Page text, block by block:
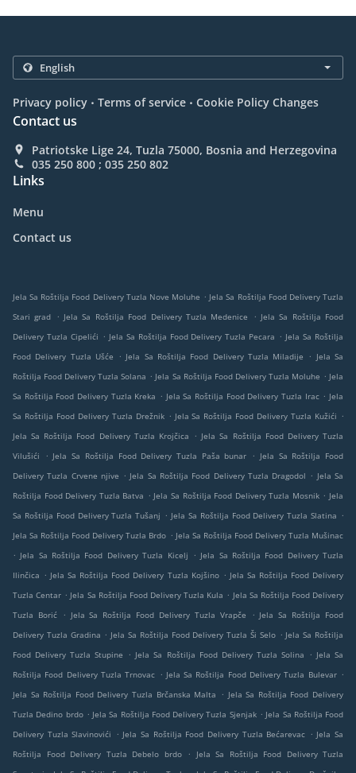
Privacy policy . Terms of service . Cookie Policy Changes
Contact us
Patriotske Lige 24, Tuzla 75000, Bosnia and Herzegovina
035 250 800 ; 035 250 802
Links
Menu
Contact us
Jela Sa Roštilja Food Delivery Tuzla Nove Moluhe . Jela Sa Roštilja Food Delivery Tuzla
Stari grad
. Jela Sa Roštilja Food Delivery Tuzla Medenice . Jela Sa Roštilja Food
Delivery Tuzla Cipelići . Jela Sa Roštilja Food Delivery Tuzla Pecara . Jela Sa Roštilja
Food Delivery Tuzla Ušće
. Jela Sa Roštilja Food Delivery Tuzla Miladije . Jela Sa
Roštilja Food Delivery Tuzla Solana . Jela Sa Roštilja Food Delivery Tuzla Moluhe . Jela
Sa Roštilja Food Delivery Tuzla Kreka . Jela Sa Roštilja Food Delivery Tuzla Irac . Jela
Sa Roštilja Food Delivery Tuzla Drežnik . Jela Sa Roštilja Food Delivery Tuzla Kužići .
Jela Sa Roštilja Food Delivery Tuzla Krojčica
. Jela Sa Roštilja Food Delivery Tuzla
Vilušići
. Jela Sa Roštilja Food Delivery Tuzla Paša bunar . Jela Sa Roštilja Food
Delivery Tuzla Crvene njive . Jela Sa Roštilja Food Delivery Tuzla Dragodol . Jela Sa
Roštilja Food Delivery Tuzla Batva . Jela Sa Roštilja Food Delivery Tuzla Mosnik . Jela
Sa Roštilja Food Delivery Tuzla Tušanj . Jela Sa Roštilja Food Delivery Tuzla Slatina .
Jela Sa Roštilja Food Delivery Tuzla Brdo . Jela Sa Roštilja Food Delivery Tuzla Mušinac
. Jela Sa Roštilja Food Delivery Tuzla Kicelj . Jela Sa Roštilja Food Delivery Tuzla
Ilinčica . Jela Sa Roštilja Food Delivery Tuzla Kojšino . Jela Sa Roštilja Food Delivery
Tuzla Centar . Jela Sa Roštilja Food Delivery Tuzla Kula . Jela Sa Roštilja Food Delivery
Tuzla Borić
. Jela Sa Roštilja Food Delivery Tuzla Vrapče . Jela Sa Roštilja Food
Delivery Tuzla Gradina . Jela Sa Roštilja Food Delivery Tuzla Ši Selo . Jela Sa Roštilja
Food Delivery Tuzla Stupine
. Jela Sa Roštilja Food Delivery Tuzla Solina . Jela Sa
Roštilja Food Delivery Tuzla Trnovac . Jela Sa Roštilja Food Delivery Tuzla Bulevar .
Jela Sa Roštilja Food Delivery Tuzla Brčanska Malta
. Jela Sa Roštilja Food Delivery
Tuzla Dedino brdo . Jela Sa Roštilja Food Delivery Tuzla Sjenjak . Jela Sa Roštilja Food
Delivery Tuzla Slavinovići
. Jela Sa Roštilja Food Delivery Tuzla Bećarevac . Jela Sa
Roštilja Food Delivery Tuzla Debelo brdo
.
Jela Sa Roštilja Food Delivery Tuzla